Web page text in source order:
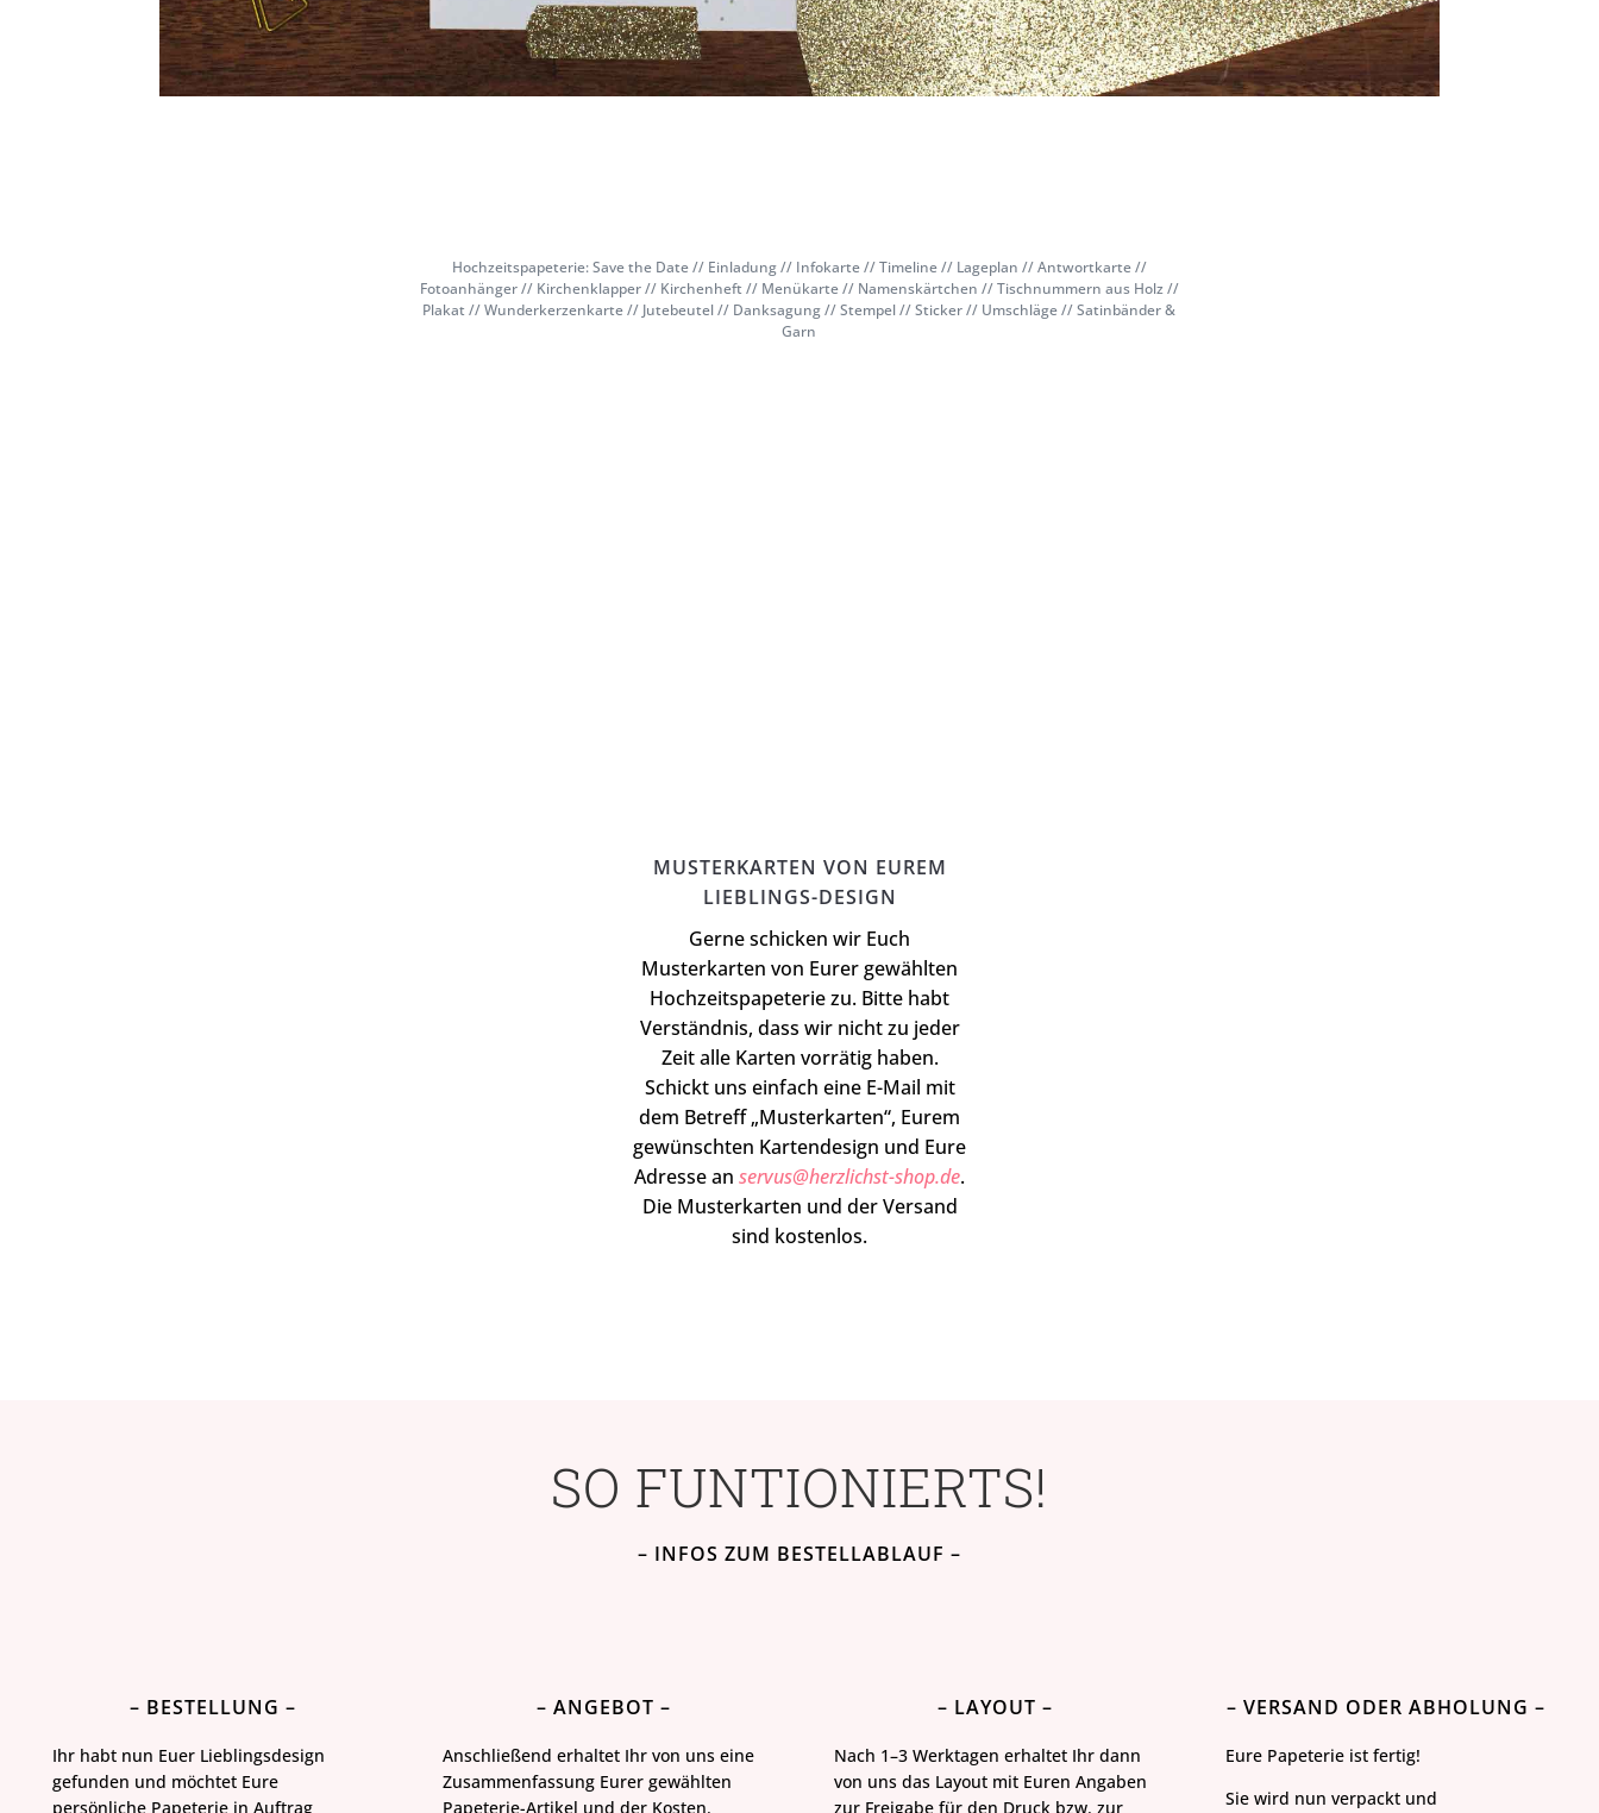
Hochzeitspapeterie: Save the Date // Einladung // Infokarte // Timeline // Lageplan // Antwortkarte //
Fotoanhänger // Kirchenklapper // Kirchenheft // Menükarte // Namenskärtchen // Tischnummern aus Holz //
Plakat // Wunderkerzenkarte // Jutebeutel // Danksagung // Stempel // Sticker // Umschläge // Satinbänder &
Garn
MUSTERKARTEN VON EUREM
LIEBLINGS-DESIGN
Gerne schicken wir Euch
Musterkarten von Eurer gewählten
Hochzeitspapeterie zu. Bitte habt
Verständnis, dass wir nicht zu jeder
Zeit alle Karten vorrätig haben.
Schickt uns einfach eine E-Mail mit
dem Betreff „Musterkarten“, Eurem
gewünschten Kartendesign und Eure
Adresse an servus@herzlichst-shop.de.
Die Musterkarten und der Versand
sind kostenlos.
SO FUNTIONIERTS!
– INFOS ZUM BESTELLABLAUF –
– BESTELLUNG –
Ihr habt nun Euer Lieblingsdesign
gefunden und möchtet Eure
persönliche Papeterie in Auftrag
– ANGEBOT –
Anschließend erhaltet Ihr von uns eine
Zusammenfassung Eurer gewählten
Papeterie-Artikel und der Kosten.
– LAYOUT –
Nach 1–3 Werktagen erhaltet Ihr dann
von uns das Layout mit Euren Angaben
zur Freigabe für den Druck bzw. zur
– VERSAND ODER ABHOLUNG –
Eure Papeterie ist fertig!
Sie wird nun verpackt und